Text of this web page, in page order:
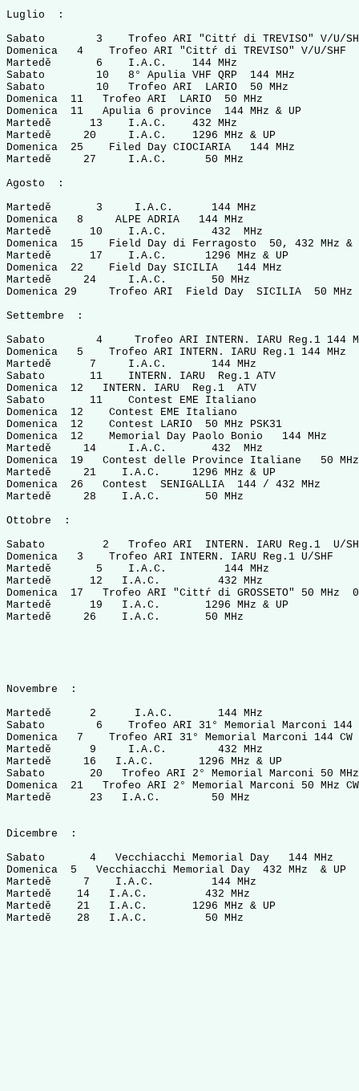
Luglio  :
Sabato        3    Trofeo ARI "Cittŕ di TREVISO" V/U/
Domenica   4    Trofeo ARI "Cittŕ di TREVISO" V/U/
Martedě       6    I.A.C.    144 MHz
Sabato        10   8° Apulia VHF QRP  144 MHz
Sabato        10   Trofeo ARI  LARIO  50 MHz
Domenica  11   Trofeo ARI  LARIO  50 MHz
Domenica  11   Apulia 6 province  144 MHz & UP
Martedě      13    I.A.C.    432 MHz
Martedě     20     I.A.C.    1296 MHz & UP
Domenica  25    Filed Day CIOCIARIA   144 MHz
Martedě     27     I.A.C.      50 MHz
Agosto  :
Martedě       3     I.A.C.      144 MHz
Domenica   8     ALPE ADRIA   144 MHz
Martedě      10    I.A.C.       432  MHz
Domenica  15    Field Day di Ferragosto  50, 432 MHz
Martedě      17    I.A.C.      1296 MHz & UP
Domenica  22    Field Day SICILIA
Martedě     24     I.A.C.       50 MHz
Domenica 29     Trofeo ARI  Field Day  SICILIA  50
Settembre  :
Sabato        4     Trofeo ARI INTERN. IARU Reg.1 144
Domenica   5    Trofeo ARI INTERN. IARU Reg.1 144
Martedě      7     I.A.C.       144 MHz
Sabato       11    INTERN. IARU  Reg.1 ATV
Domenica  12   INTERN. IARU  Reg.1  ATV
Sabato       11    Contest EME Italiano
Domenica  12    Contest EME Italiano
Domenica  12    Contest LARIO  50 MHz
Domenica  12    Memorial Day Paolo Bonio   144
Martedě     14     I.A.C.       432  MHz
Domenica  19   Contest delle Province Italiane   50
Martedě     21    I.A.C.     1296 MHz & UP
Domenica  26   Contest  SENIGALLIA  144 / 432 MHz
Martedě     28    I.A.C.       50 MHz
Ottobre  :
Sabato         2   Trofeo ARI  INTERN. IARU Reg.1  U/
Domenica   3    Trofeo ARI INTERN. IARU Reg.1 U/
Martedě       5    I.A.C.         144 MHz
Martedě      12   I.A.C.         432 MHz
Domenica  17   Trofeo ARI "Cittŕ di GROSSETO"
Martedě      19   I.A.C.       1296 MHz & UP
Martedě     26    I.A.C.       50 MHz
Novembre  :
Martedě      2      I.A.C.       144 MHz
Sabato        6    Trofeo ARI 31° Memorial Marconi
Domenica   7    Trofeo ARI 31° Memorial Marconi
Martedě      9     I.A.C.        432 MHz
Martedě     16   I.A.C.       1296 MHz & UP
Sabato       20   Trofeo ARI 2° Memorial Marconi 50
Domenica  21   Trofeo ARI 2° Memorial Marconi 50
Martedě      23   I.A.C.        50 MHz
Dicembre  :
Sabato       4   Vecchiacchi Memorial Day   144
Domenica  5   Vecchiacchi Memorial Day  432 MHz  &
Martedě     7    I.A.C.         144 MHz
Martedě    14   I.A.C.         432 MHz
Martedě    21   I.A.C.       1296 MHz & UP
Martedě    28   I.A.C.         50 MHz